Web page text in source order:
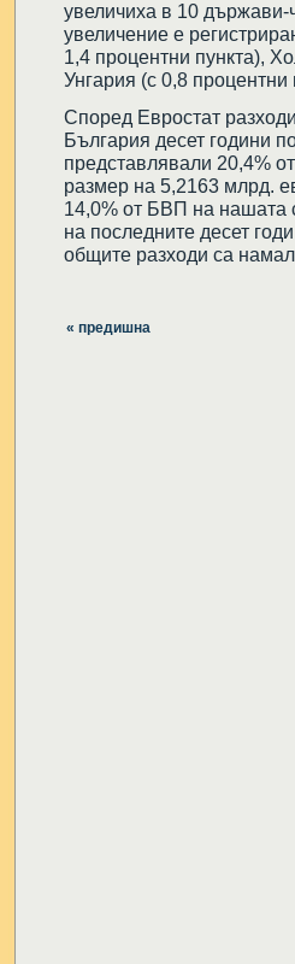
увеличиха в 10
увеличение е
1,4 процентни пункта),
Унгария (с 0,8 процентни
Според Евростат
България десет години
представлявали 20,4%
размер на 5,2163 млрд.
14,0% от БВП на нашата
на последните десет
общите разходи са
« предишна